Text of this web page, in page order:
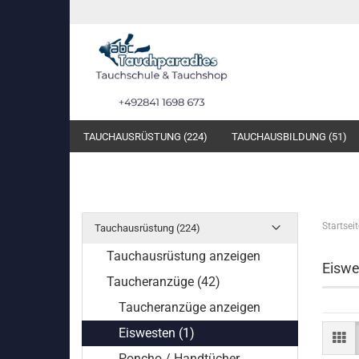
TAUCHAUSRÜSTUNG (224) TAUCHAUSBILDUNG (51)
Tauchausrüstung (224)
Tauchausrüstung anzeigen
Taucheranzüge (42)
Taucheranzüge anzeigen
Eiswesten (1)